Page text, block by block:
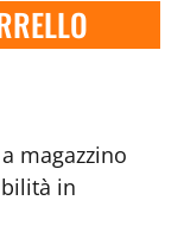
magazzino
in